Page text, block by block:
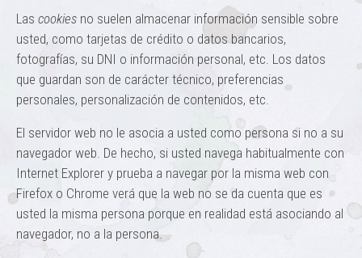
Las cookies no suelen almacenar información sensible sobre
usted, como tarjetas de crédito o datos bancarios,
fotografías, su DNI o información personal, etc. Los datos
que guardan son de carácter técnico, preferencias
personales, personalización de contenidos, etc.
El servidor web no le asocia a usted como persona si no a su
navegador web. De hecho, si usted navega habitualmente con
Internet Explorer y prueba a navegar por la misma web con
Firefox o Chrome verá que la web no se da cuenta que es
usted la misma persona porque en realidad está asociando al
navegador, no a la persona.